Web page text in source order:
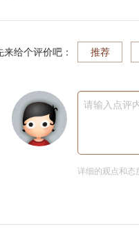
来给个评价吧： 推荐
请输入点评
详细的观点和态